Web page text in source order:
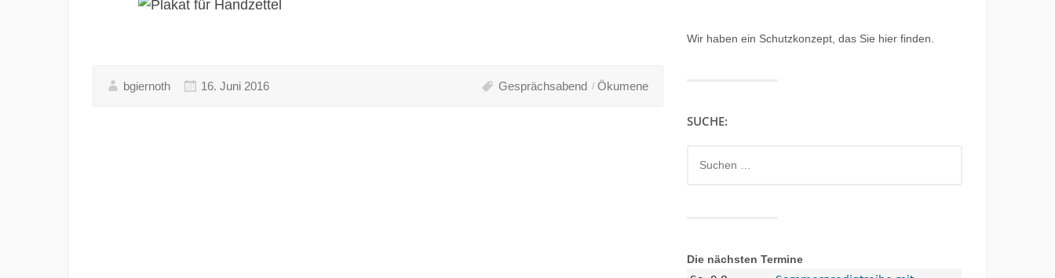
bgiernoth 16. Juni 2016 Gesprächsabend Ökumene
Wir haben ein Schutzkonzept, das Sie hier finden.
SUCHE:
nach:
Die nächsten Termine